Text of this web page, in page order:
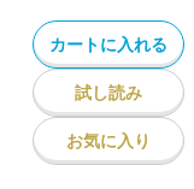
カートに入れる
試し読み
お気に入り